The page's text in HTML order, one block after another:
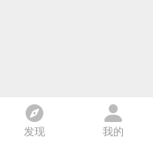
发现 我的